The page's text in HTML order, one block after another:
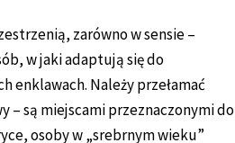
zarówno w sensie –
w jaki adaptują się do
enklawach. Należy przełamać
– są miejscami przeznaczonymi do
osoby w „srebrnym wieku”